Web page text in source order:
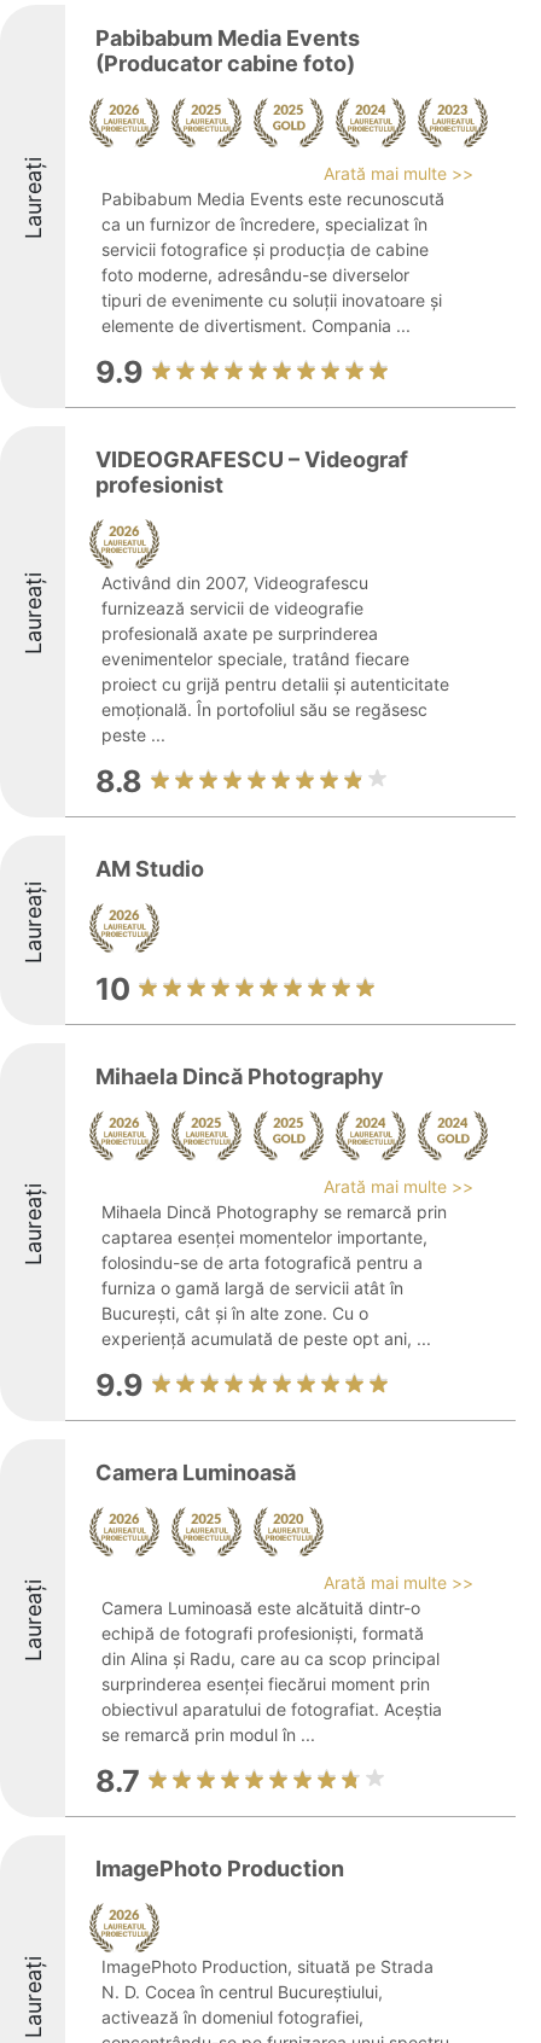
Laureați
Pabibabum Media Events
(Producator cabine foto)
Arată mai multe >>
Pabibabum Media Events este recunoscută
ca un furnizor de încredere, specializat în
servicii fotografice și producția de cabine
foto moderne, adresându-se diverselor
tipuri de evenimente cu soluții inovatoare și
elemente de divertisment. Compania ...
9.9
Laureați
VIDEOGRAFESCU – Videograf
profesionist
Activând din 2007, Videografescu
furnizează servicii de videografie
profesională axate pe surprinderea
evenimentelor speciale, tratând fiecare
proiect cu grijă pentru detalii și autenticitate
emoțională. În portofoliul său se regăsesc
peste ...
8.8
Laureați
AM Studio
10
Laureați
Mihaela Dincă Photography
Arată mai multe >>
Mihaela Dincă Photography se remarcă prin
captarea esenței momentelor importante,
folosindu-se de arta fotografică pentru a
furniza o gamă largă de servicii atât în
București, cât și în alte zone. Cu o
experiență acumulată de peste opt ani, ...
9.9
Laureați
Camera Luminoasă
Arată mai multe >>
Camera Luminoasă este alcătuită dintr-o
echipă de fotografi profesioniști, formată
din Alina și Radu, care au ca scop principal
surprinderea esenței fiecărui moment prin
obiectivul aparatului de fotografiat. Aceștia
se remarcă prin modul în ...
8.7
Laureați
ImagePhoto Production
ImagePhoto Production, situată pe Strada
N. D. Cocea în centrul Bucureștiului,
activează în domeniul fotografiei,